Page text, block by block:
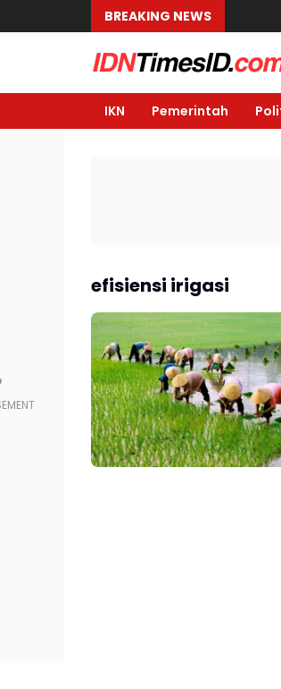
BREAKING NEWS
IKN Pemerintah
efisiensi irigasi